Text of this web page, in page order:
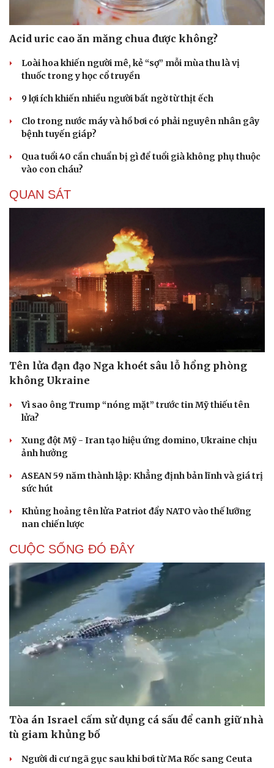
Kể chuyện cho bé
Hạt giống tâm hồn
Acid uric cao ăn măng chua được không?
Loài hoa khiến người mê, kẻ “sợ” mỗi mùa thu là vị
thuốc trong y học cổ truyền
9 lợi ích khiến nhiều người bất ngờ từ thịt ếch
Clo trong nước máy và hồ bơi có phải nguyên nhân gây
bệnh tuyến giáp?
Qua tuổi 40 cần chuẩn bị gì để tuổi già không phụ thuộc
vào con cháu?
QUAN SÁT
Tên lửa đạn đạo Nga khoét sâu lỗ hổng phòng
không Ukraine
Vì sao ông Trump “nóng mặt” trước tin Mỹ thiếu tên
lửa?
Xung đột Mỹ - Iran tạo hiệu ứng domino, Ukraine chịu
ảnh hưởng
ASEAN 59 năm thành lập: Khẳng định bản lĩnh và giá trị
sức hút
Khủng hoảng tên lửa Patriot đẩy NATO vào thế lưỡng
nan chiến lược
CUỘC SỐNG ĐÓ ĐÂY
Tòa án Israel cấm sử dụng cá sấu để canh giữ nhà
tù giam khủng bố
Người di cư ngã gục sau khi bơi từ Ma Rốc sang Ceuta